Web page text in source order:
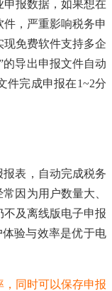
报数据，如果想在
，严重影响税务申
免费软件支持多企
的导出申报文件自动
件完成申报在1~2分
报表，自动完成税务
因为用户数量大、
不及离线版电子申报
验与效率是优于电
同时可以保存申报